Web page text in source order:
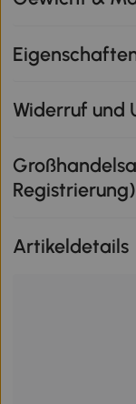
Widerruf und
Registrierung)
Artikeldetails